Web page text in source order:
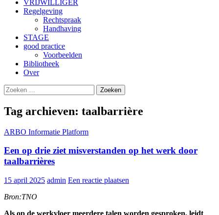
VRIJWILLIGER
Regelgeving
Rechtspraak
Handhaving
STAGE
good practice
Voorbeelden
Bibliotheek
Over
Zoeken
naar:
Gebruik
de
pijltjes
op
een
te
selecteren.
Enter
Tag archieven: taalbarrière
ARBO Informatie Platform
Een op drie ziet misverstanden op het werk door
taalbarrières
15 april 2025 admin Een reactie plaatsen
Bron:TNO